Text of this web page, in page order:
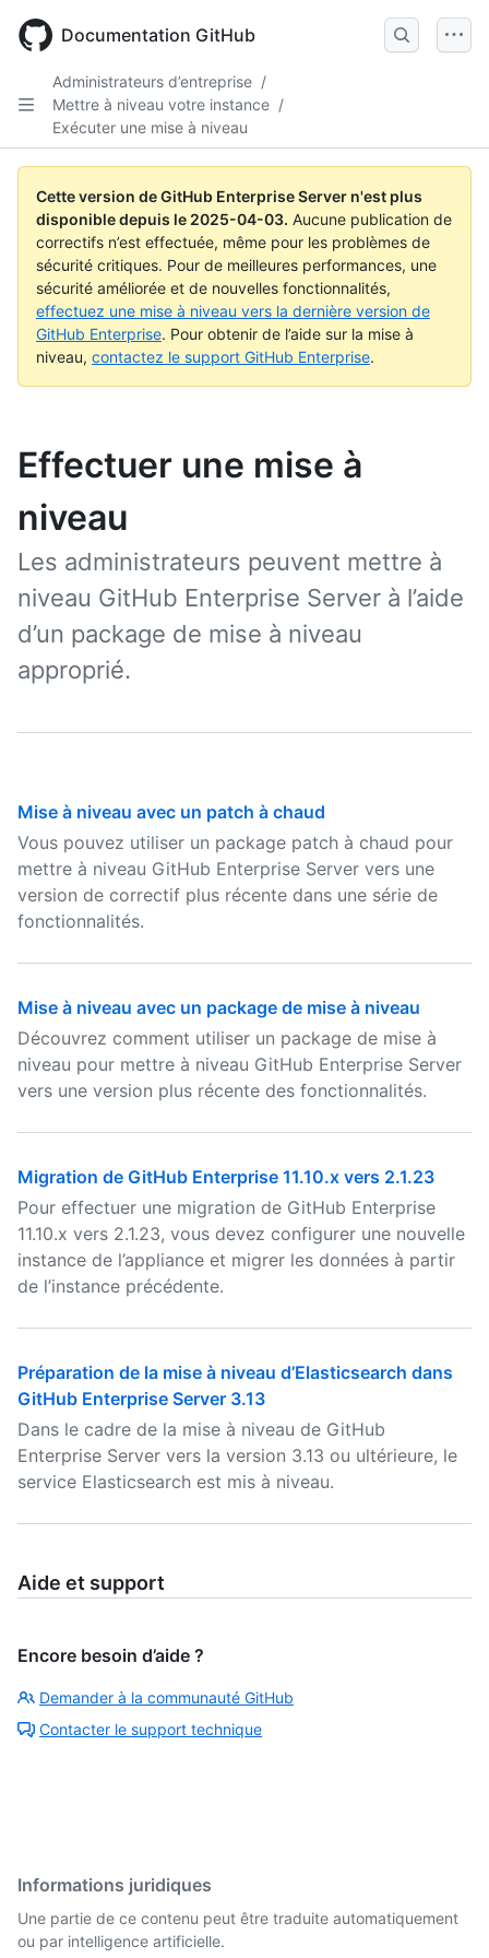
main
Documentation GitHub
Administrateurs d’entreprise /
Mettre à niveau votre instance /
Exécuter une mise à niveau
Cette version de GitHub Enterprise Server n'est plus
disponible depuis le 2025-04-03. Aucune publication de
correctifs n’est effectuée, même pour les problèmes de
sécurité critiques. Pour de meilleures performances, une
sécurité améliorée et de nouvelles fonctionnalités,
effectuez une mise à niveau vers la dernière version de
GitHub Enterprise. Pour obtenir de l’aide sur la mise à
niveau, contactez le support GitHub Enterprise.
Effectuer une mise à
niveau
Les administrateurs peuvent mettre à
niveau GitHub Enterprise Server à l’aide
d’un package de mise à niveau
approprié.
Mise à niveau avec un patch à chaud
Vous pouvez utiliser un package patch à chaud pour
mettre à niveau GitHub Enterprise Server vers une
version de correctif plus récente dans une série de
fonctionnalités.
Mise à niveau avec un package de mise à niveau
Découvrez comment utiliser un package de mise à
niveau pour mettre à niveau GitHub Enterprise Server
vers une version plus récente des fonctionnalités.
Migration de GitHub Enterprise 11.10.x vers 2.1.23
Pour effectuer une migration de GitHub Enterprise
11.10.x vers 2.1.23, vous devez configurer une nouvelle
instance de l’appliance et migrer les données à partir
de l’instance précédente.
Préparation de la mise à niveau d’Elasticsearch dans
GitHub Enterprise Server 3.13
Dans le cadre de la mise à niveau de GitHub
Enterprise Server vers la version 3.13 ou ultérieure, le
service Elasticsearch est mis à niveau.
Aide et support
Encore besoin d’aide ?
Demander à la communauté GitHub
Contacter le support technique
Informations juridiques
Une partie de ce contenu peut être traduite automatiquement
ou par intelligence artificielle.